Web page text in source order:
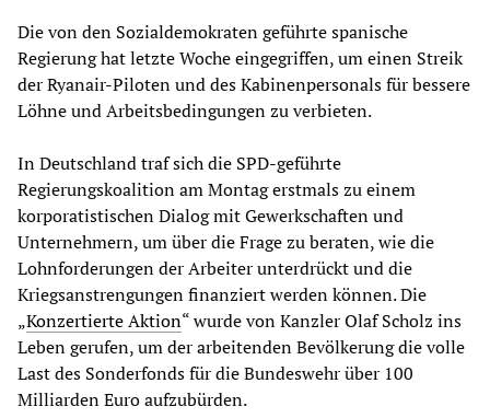
Die von den Sozialdemokraten geführte spanische
Regierung hat letzte Woche eingegriffen, um einen Streik
der Ryanair-Piloten und des Kabinenpersonals für bessere
Löhne und Arbeitsbedingungen zu verbieten.
In Deutschland traf sich die SPD-geführte
Regierungskoalition am Montag erstmals zu einem
korporatistischen Dialog mit Gewerkschaften und
Unternehmern, um über die Frage zu beraten, wie die
Lohnforderungen der Arbeiter unterdrückt und die
Kriegsanstrengungen finanziert werden können. Die
„Konzertierte Aktion“ wurde von Kanzler Olaf Scholz ins
Leben gerufen, um der arbeitenden Bevölkerung die volle
Last des Sonderfonds für die Bundeswehr über 100
Milliarden Euro aufzubürden.